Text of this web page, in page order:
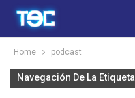
Home podcast
Navegación De La Etiqueta